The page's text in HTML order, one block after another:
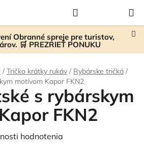
Obranné spreje pre turistov,
🛒 PREZRIEŤ PONUKU
KOŠÍK
/ Tričko krátky rukáv / Rybárske tričká /
motívom Kapor FKN2
s rybárskym
FKN2
hodnotenia